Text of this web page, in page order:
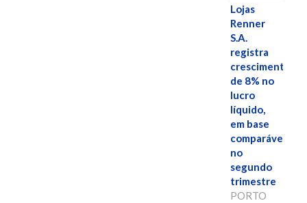
Lojas
Renner
S.A.
registra
crescimento
de 8% no
lucro
líquido,
em base
comparável,
no
segundo
trimestre
PORTO